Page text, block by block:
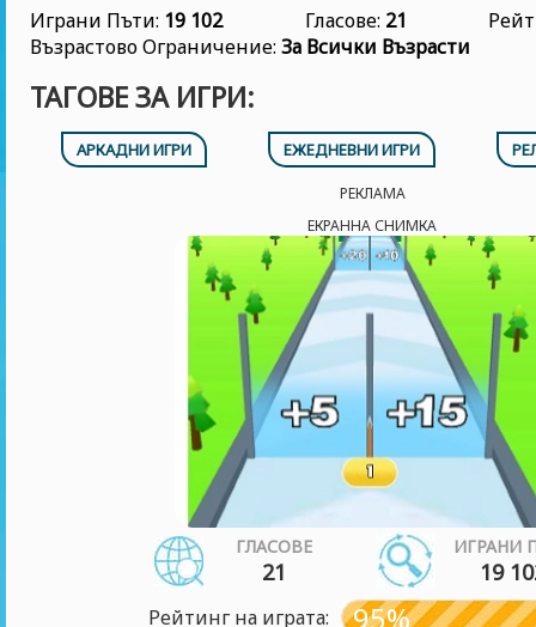
Играни Пъти: 19 102 Гласове: 21
Възрастово Ограничение: За Всички Възрасти
ТАГОВЕ ЗА ИГРИ:
АРКАДНИ ИГРИ ЕЖЕДНЕВНИ ИГРИ
РЕКЛАМА
ЕКРАННА СНИМКА
ГЛАСОВЕ
21
ИГРАНИ
19
Рейтинг на играта: 95%